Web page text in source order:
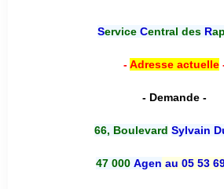
Service Central desR
-Adresse actuelle
- Demande -
66, Boulevard Sylvain
47 000 Agen au 05 53